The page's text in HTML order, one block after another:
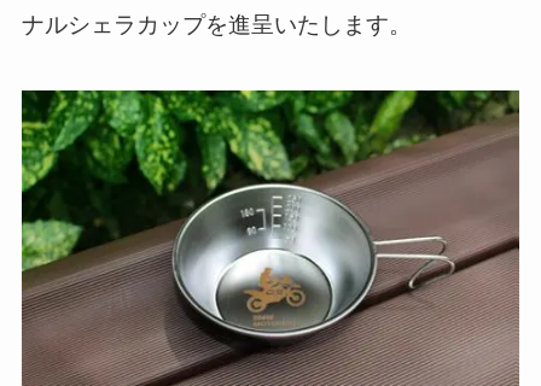
ナルシェラカップを進呈いたします。